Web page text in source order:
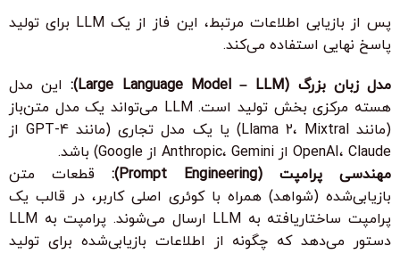
پس از بازیابی اطلاعات مرتبط، این فاز از یک LLM برای تولید
پاسخ نهایی استفاده می‌کند.
مدل زبان بزرگ (Large Language Model – LLM):
این مدل
هسته مرکزی بخش تولید است. LLM می‌تواند یک مدل متن‌باز
(مانند Llama 2، Mixtral) یا یک مدل تجاری (مانند GPT-4 از
OpenAI، Claude از Anthropic، Gemini از Google) باشد.
مهندسی پرامپت (Prompt Engineering):
قطعات متن
بازیابی‌شده (شواهد) همراه با کوئری اصلی کاربر، در قالب یک
پرامپت ساختاریافته به LLM ارسال می‌شوند. پرامپت به LLM
دستور می‌دهد که چگونه از اطلاعات بازیابی‌شده برای تولید